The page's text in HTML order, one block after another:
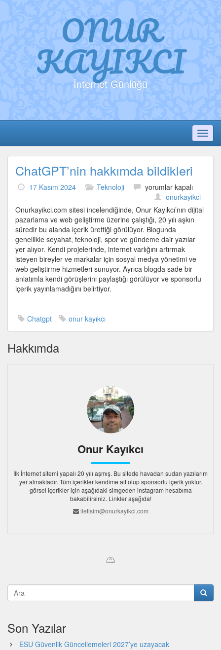
ONUR
KAYIKCI
İnternet Günlüğü
ChatGPT’nin hakkımda bildikleri
17 Kasım 2024 Teknoloji
ChatGPT’nin
hakkımda
bildikleri
için
yorumlar kapalı
onurkayikci
Onurkayikci.com sitesi incelendiğinde, Onur Kayıkcı’nın dijital
pazarlama ve web geliştirme üzerine çalıştığı, 20 yılı aşkın
süredir bu alanda içerik ürettiği görülüyor. Blogunda
genellikle seyahat, teknoloji, spor ve gündeme dair yazılar
yer alıyor. Kendi projelerinde, internet varlığını artırmak
isteyen bireyler ve markalar için sosyal medya yönetimi ve
web geliştirme hizmetleri sunuyor. Ayrıca blogda sade bir
anlatımla kendi görüşlerini paylaştığı görülüyor ve sponsorlu
içerik yayınlamadığını belirtiyor.
Chatgpt onur kayıkcı
Hakkımda
Onur Kayıkcı
İlk İnternet sitemi yapalı 20 yılı aşmış. Bu sitede havadan sudan yazılarım
yer almaktadır. Tüm içerikler kendime ait olup sponsorlu içerik yoktur.
görsel içerikler için aşağıdaki simgeden instagram hesabıma
bakabilirsiniz. Linkler aşağıda!
iletisim@onurkayikci.com
Son Yazılar
ESU Güvenlik Güncellemeleri 2027’ye uzayacak